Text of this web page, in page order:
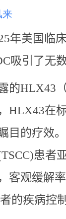
年美国临
吸引了无
的HLX43
HLX43在
目的疗效
患者
客观缓解
的疾病控